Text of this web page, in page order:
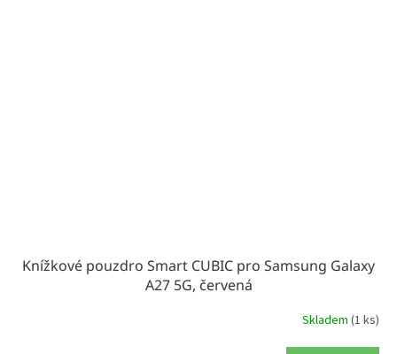
Knížkové pouzdro Smart CUBIC pro Samsung Galaxy
A27 5G, červená
Skladem (1 ks)